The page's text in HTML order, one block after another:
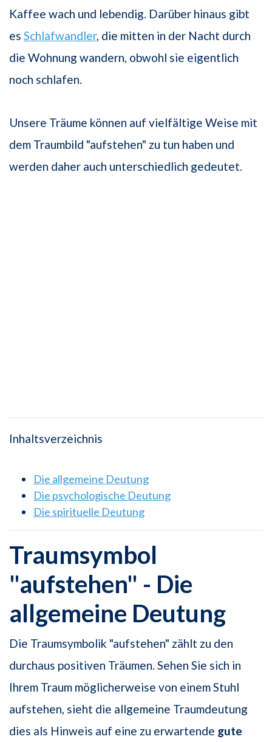
Kaffee wach und lebendig. Darüber hinaus gibt
es Schlafwandler, die mitten in der Nacht durch
die Wohnung wandern, obwohl sie eigentlich
noch schlafen.
Unsere Träume können auf vielfältige Weise mit
dem Traumbild "aufstehen" zu tun haben und
werden daher auch unterschiedlich gedeutet.
Inhaltsverzeichnis
Die allgemeine Deutung
Die psychologische Deutung
Die spirituelle Deutung
Traumsymbol
"aufstehen" - Die
allgemeine Deutung
Die Traumsymbolik "aufstehen" zählt zu den
durchaus positiven Träumen. Sehen Sie sich in
Ihrem Traum möglicherweise von einem Stuhl
aufstehen, sieht die allgemeine Traumdeutung
dies als Hinweis auf eine zu erwartende gute